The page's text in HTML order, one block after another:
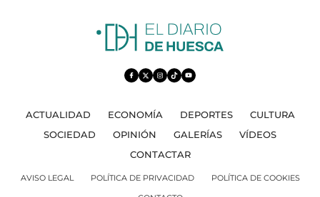
ACTUALIDAD ECONOMÍA DEPORTES
CULTURA
SOCIEDAD
OPINIÓN GALERÍAS
VÍDEOS
CONTACTAR
AVISO LEGAL POLÍTICA DE PRIVACIDAD
POLÍTICA DE COOKIES